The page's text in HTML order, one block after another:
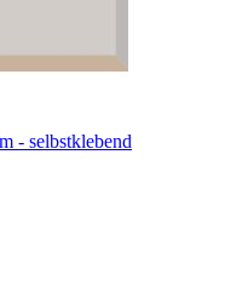
- selbstklebend